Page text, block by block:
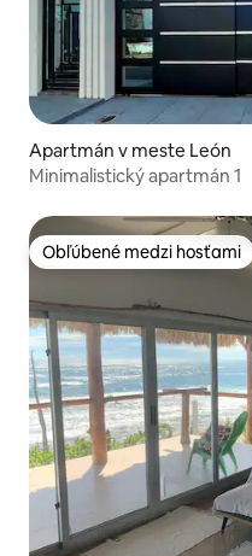
Apartmán v meste León
Minimalistický apartmán 1
Obľúbené medzi hosťami
Obľúbené medzi hosťami